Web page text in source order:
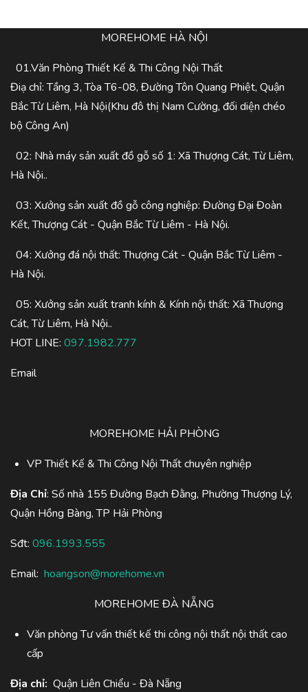
MOREHOME HÀ NỘI
01.Văn Phòng Thiết Kế & Thi Công Nội Thất
Điạ chỉ: Tầng 3, Tòa T6-08, Đường Tôn Quang Phiệt, Quận
Bắc Từ Liêm, Hà Nội(Khu đô thị Nam Cường, đối diện chéo
bộ Công An)
02: Nhà máy sản xuất đồ gỗ số 1: Xã Thượng Cát, Từ Liêm,
Hà Nội..
03: Xưởng sản xuất đồ gỗ công nghiệp: Đường Đại Đoàn
Kết, Thượng Cát - Quận Bắc Từ Liêm - Hà Nội.
04: Xưởng đá nội thất: Thượng Cát - Quận Bắc Từ Liêm -
Hà Nội.
05: Xưởng sản xuất tranh kính & Kính nội thất: Xã Thượng
Cát, Từ Liêm, Hà Nội..
HOT LINE: 097.1982.777
Email
MOREHOME HẢI PHÒNG
VP Thiết Kế & Thi Công Nội Thất chuyên nghiệp
Địa Chỉ: Số nhà 155 Đường Bạch Đằng, Phường Thượng Lý,
Quận Hồng Bàng, TP Hải Phòng
Sđt: 096.1993.555
Email: hoangson@morehome.vn
MOREHOME ĐÀ NẴNG
Văn phòng Tư vấn thiết kế thi công nội thất nội thất cao
cấp
Địa chỉ: Quận Liên Chiểu - Đà Nẵng